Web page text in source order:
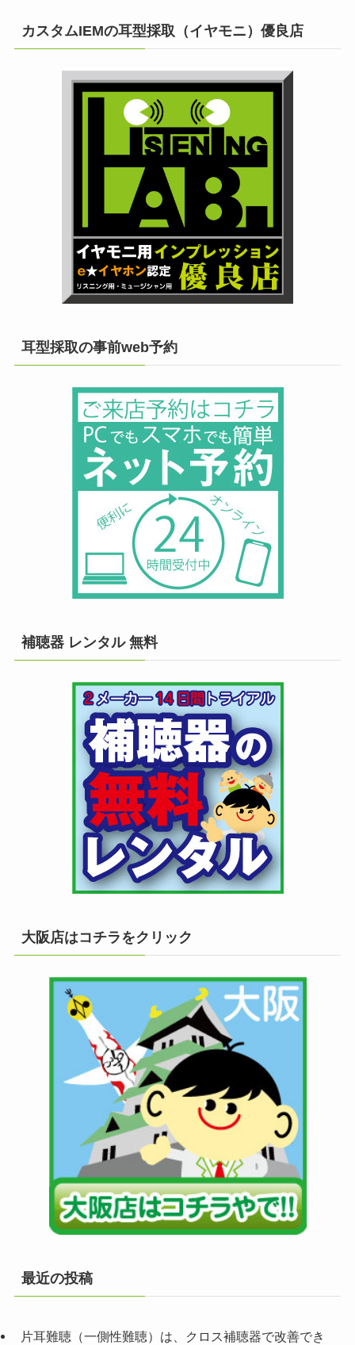
カスタムIEMの耳型採取（イヤモニ）優良店
耳型採取の事前web予約
補聴器 レンタル 無料
大阪店はコチラをクリック
最近の投稿
片耳難聴（一側性難聴）は、クロス補聴器で改善でき